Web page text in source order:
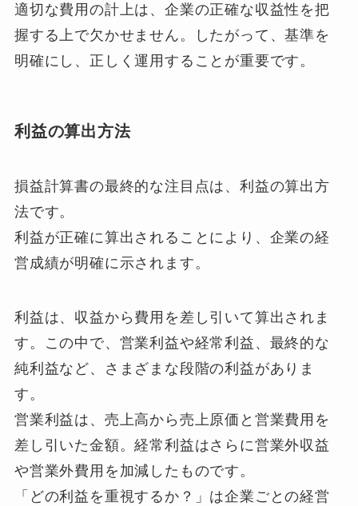
適切な費用の計上は、企業の正確な収益性を把
握する上で欠かせません。したがって、基準を
明確にし、正しく運用することが重要です。
利益の算出方法
損益計算書の最終的な注目点は、利益の算出方
法です。
利益が正確に算出されることにより、企業の経
営成績が明確に示されます。
利益は、収益から費用を差し引いて算出されま
す。この中で、営業利益や経常利益、最終的な
純利益など、さまざまな段階の利益がありま
す。
営業利益は、売上高から売上原価と営業費用を
差し引いた金額。経常利益はさらに営業外収益
や営業外費用を加減したものです。
「どの利益を重視するか？」は企業ごとの経営